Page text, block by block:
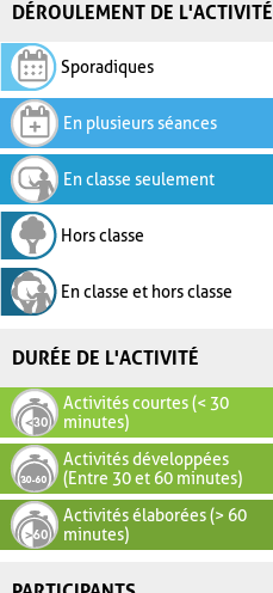
DÉROULEMENT DE L'ACTIVITÉ
Sporadiques
En plusieurs séances
En classe seulement
Hors classe
En classe et hors classe
DURÉE DE L'ACTIVITÉ
Activités courtes (< 30
minutes)
Activités développées
(Entre 30 et 60 minutes)
Activités élaborées (> 60
minutes)